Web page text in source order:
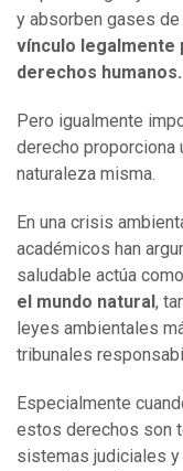
y absorben gases
vínculo
derechos humanos.
Pero igualmente
derecho proporciona
naturaleza misma.
En una crisis
académicos han
saludable actúa
el mundo natural ,
leyes ambientales
tribunales
Especialmente
estos derechos son
sistemas judiciales